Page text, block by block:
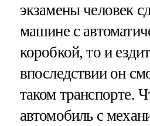
экзамены человек
машине с
коробкой, то и
впоследствии он
таком транспорте.
автомобиль с